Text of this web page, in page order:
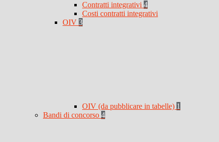
Contratti integrativi 4
Costi contratti integrativi
OIV 3
OIV (da pubblicare in tabelle) 1
Bandi di concorso 4